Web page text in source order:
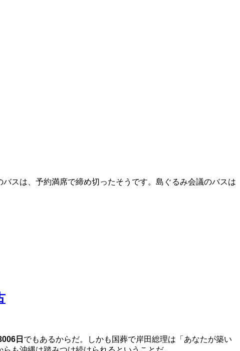
スは、予約満席で締め切ったそうです。島ぐるみ会議のバスは
日 でもあるからだ。しかも国葬で岸田総理は「あなたが築い